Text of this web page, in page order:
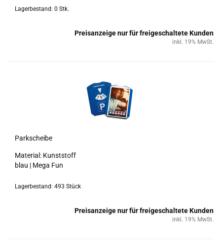
Lagerbestand: 0 Stk.
Preisanzeige nur für freigeschaltete Kunden
inkl. 19% MwSt.
Park­schei­be
Ma­te­ri­al: Kunst­stoff
blau | Mega Fun
Lagerbestand: 493 Stück
Preisanzeige nur für freigeschaltete Kunden
inkl. 19% MwSt.